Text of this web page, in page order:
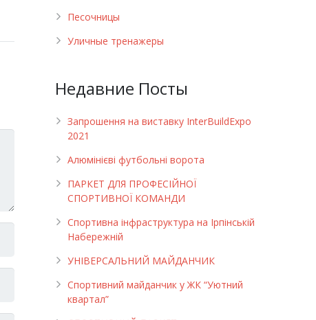
Песочницы
Уличные тренажеры
Недавние Посты
Запрошення на виставку InterBuildExpo
2021
Алюмінієві футбольні ворота
ПАРКЕТ ДЛЯ ПРОФЕСІЙНОЇ
СПОРТИВНОЇ КОМАНДИ
Спортивна інфраструктура на Ірпінській
Набережній
УНІВЕРСАЛЬНИЙ МАЙДАНЧИК
Cпортивний майданчик у ЖК “Уютний
квартал”